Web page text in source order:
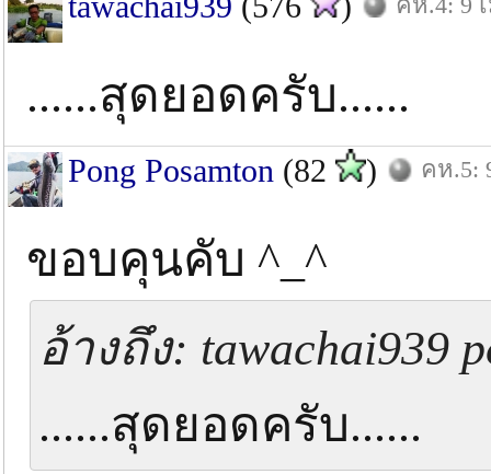
......สุดยอดครับ......
Pong Posamton (82 ) คห.5:
ขอบคุนคับ ^_^
อ้างถึง: tawachai939
......สุดยอดครับ......